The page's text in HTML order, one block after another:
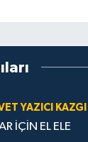
YAZICI KAZGI
İÇİN EL ELE